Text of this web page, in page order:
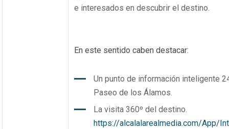
e interesados en descubrir el destino.
En este sentido caben destacar:
Un punto de información inteligente
Paseo de los Álamos.
La visita 360º del destino.
https://alcalalarealmedia.com/App/